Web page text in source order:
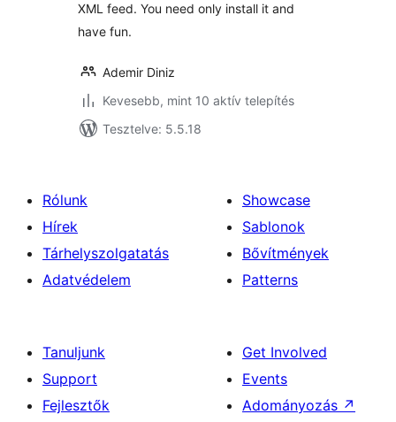
XML feed. You need only install it and
have fun.
Ademir Diniz
Kevesebb, mint 10 aktív telepítés
Tesztelve: 5.5.18
Rólunk
Hírek
Tárhelyszolgatatás
Adatvédelem
Showcase
Sablonok
Bővítmények
Patterns
Tanuljunk
Support
Fejlesztők
Get Involved
Events
Adományozás ↗